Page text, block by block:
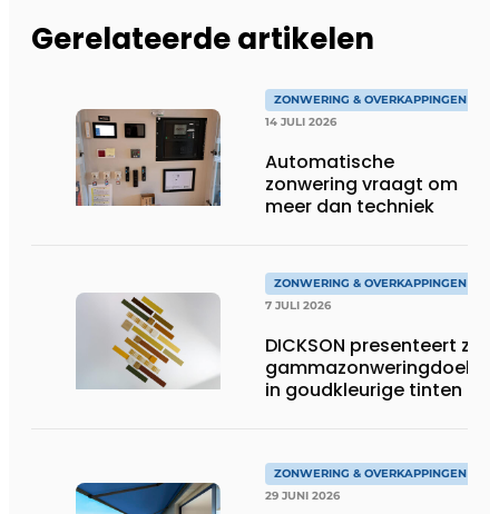
Gerelateerde artikelen
ZONWERING & OVERKAPPINGEN
14 JULI 2026
Automatische
zonwering vraagt om
meer dan techniek
ZONWERING & OVERKAPPINGEN
7 JULI 2026
DICKSON presenteert zijn
gammazonweringdoeken
in goudkleurige tinten
ZONWERING & OVERKAPPINGEN
29 JUNI 2026